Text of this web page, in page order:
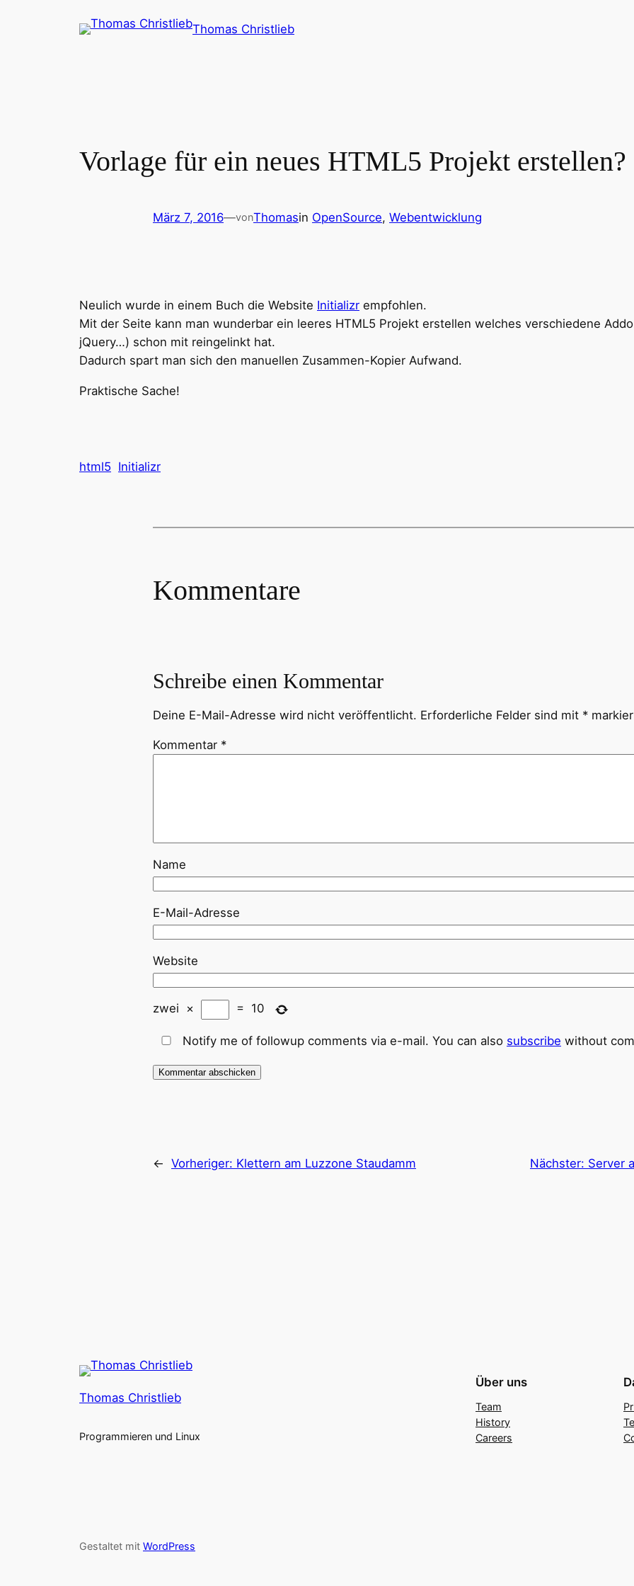
Thomas Christlieb
Vorlage für ein neues HTML5 Projekt erstellen?
März 7, 2016—vonThomasin OpenSource, Webentwicklung
Neulich wurde in einem Buch die Website Initializr empfohlen.
Mit der Seite kann man wunderbar ein leeres HTML5 Projekt erstellen welches verschiedene
jQuery…) schon mit reingelinkt hat.
Dadurch spart man sich den manuellen Zusammen-Kopier Aufwand.
Praktische Sache!
html5 Initializr
Kommentare
Schreibe einen Kommentar
Deine E-Mail-Adresse wird nicht veröffentlicht. Erforderliche Felder sind mit *
Kommentar *
Name
E-Mail-Adresse
Website
zwei × = 10
Notify me of followup comments via e-mail. You can also subscribe without
← Vorheriger: Klettern am Luzzone Staudamm Nächster: Server
Thomas Christlieb
Programmieren und Linux
Über uns
Team
History
Careers
Gestaltet mit WordPress